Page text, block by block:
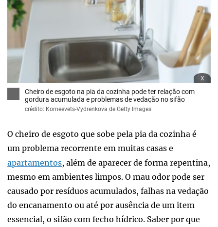
x
Cheiro de esgoto na pia da cozinha pode ter relação com
gordura acumulada e problemas de vedação no sifão
crédito: Korneevets-Vydrenkova de Getty Images
O cheiro de esgoto que sobe pela pia da cozinha é
um problema recorrente em muitas casas e
apartamentos, além de aparecer de forma repentina,
mesmo em ambientes limpos. O mau odor pode ser
causado por resíduos acumulados, falhas na vedação
do encanamento ou até por ausência de um item
essencial, o sifão com fecho hídrico. Saber por que